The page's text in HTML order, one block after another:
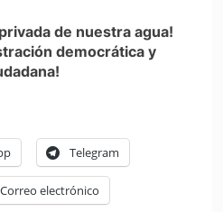
de nuestra agua!
democrática y
Telegram
Correo electrónico